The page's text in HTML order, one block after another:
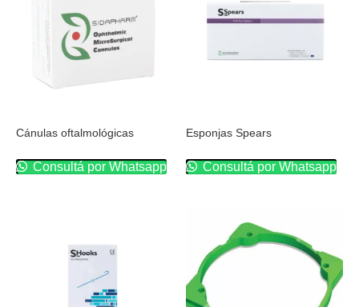
Cánulas oftalmológicas
Consultá por Whatsapp
Esponjas Spears
Consultá por Whatsapp